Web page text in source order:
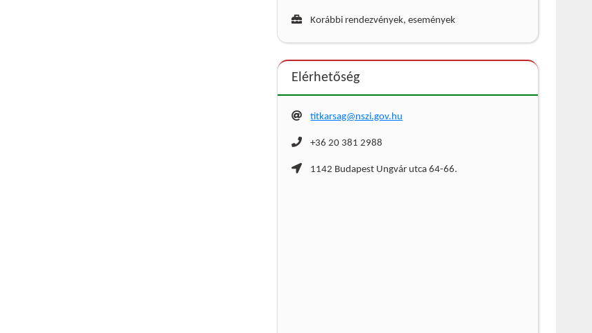
Korábbi rendezvények, események
Elérhetőség
titkarsag@nszi.gov.hu
+36 20 381 2988
1142 Budapest Ungvár utca 64-66.